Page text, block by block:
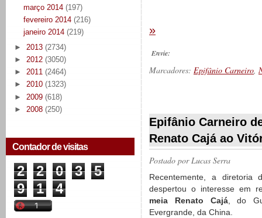
março 2014 (197)
fevereiro 2014 (216)
janeiro 2014 (219)
► 2013 (2734)
► 2012 (3050)
► 2011 (2464)
► 2010 (1323)
► 2009 (618)
► 2008 (250)
Contador de visitas
2 2 0 3
5
9
1 4
»
Envie:
Marcadores: Epifânio Carneiro
Epifânio Carneiro
Renato Cajá ao
Postado porLucas Serra
Recentemente, a diretoria
despertou o interesse em
meia Renato Cajá, do
Evergrande, da China.